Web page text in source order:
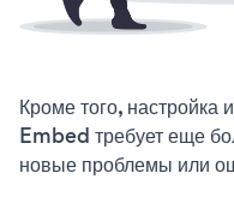
Кроме того,
Embed требует еще
новые проблемы или